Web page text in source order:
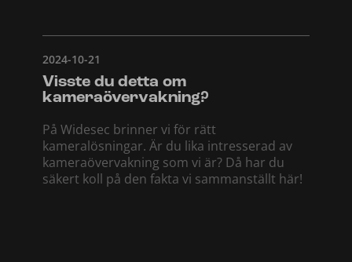
2024-10-21
Visste du detta om
kameraövervakning?
På Widesec brinner vi för rätt
kameralösningar. Är du lika intresserad av
kameraövervakning som vi är? Då har du
säkert koll på den fakta vi sammanställt här!